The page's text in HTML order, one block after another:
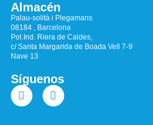
Almacén
Palau-solità i Plegamans
08184 , Barcelona
Pol.Ind. Riera de Caldes,
c/ Santa Margarida de Boada Vell 7-9
Nave 13
Síguenos